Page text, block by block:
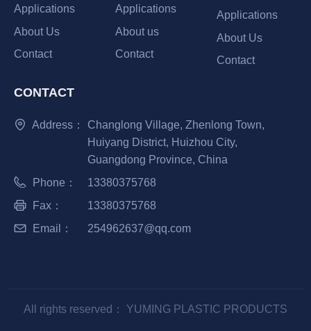
Applications
About Us
Contact
Applications
About us
Contact
Applications
About Us
Contact
CONTACT
Address：
Changlong Village, Zhenlong Town,
Huiyang District, Huizhou City,
Guangdong Province, China
Phone：
13380375768
Fax：
13380375768
Email：
254962637@qq.com
All rights reserved： YUMING PLASTIC PRODUCTS